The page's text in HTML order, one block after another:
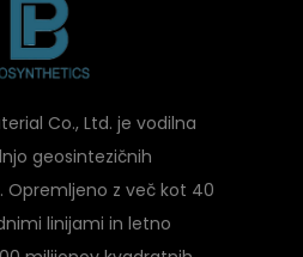
Co., Ltd. je vodilna
geosintezičnih
Opremljeno z več kot 40
linijami in letno